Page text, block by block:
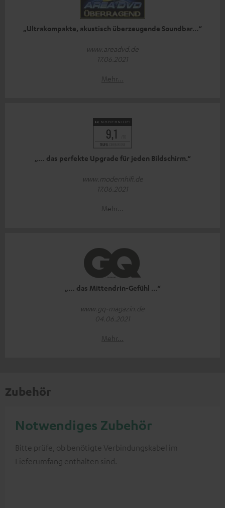
„Ultrakompakte, akustisch überzeugende Soundbar…“
www.areadvd.de
17.06.2021
Mehr...
„… das perfekte Upgrade für jeden Bildschirm.“
www.modernhifi.de
17.06.2021
Mehr...
„… das Mittendrin-Gefühl …“
www.gq-magazin.de
04.06.2021
Mehr...
Zubehör
Notwendiges Zubehör
Bitte prüfe, ob benötigte Verbindungskabel im
Lieferumfang enthalten sind.